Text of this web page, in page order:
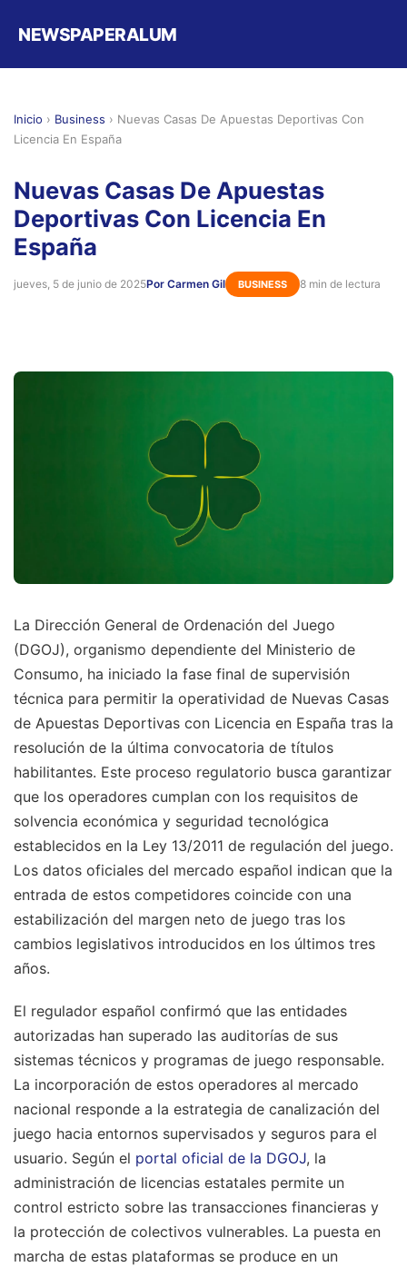
NEWSPAPERALUM
Inicio › Business › Nuevas Casas De Apuestas Deportivas Con
Licencia En España
Nuevas Casas De Apuestas
Deportivas Con Licencia En
España
jueves, 5 de junio de 2025Por Carmen Gil BUSINESS 8 min de lectura
La Dirección General de Ordenación del Juego
(DGOJ), organismo dependiente del Ministerio de
Consumo, ha iniciado la fase final de supervisión
técnica para permitir la operatividad de Nuevas Casas
de Apuestas Deportivas con Licencia en España tras la
resolución de la última convocatoria de títulos
habilitantes. Este proceso regulatorio busca garantizar
que los operadores cumplan con los requisitos de
solvencia económica y seguridad tecnológica
establecidos en la Ley 13/2011 de regulación del juego.
Los datos oficiales del mercado español indican que la
entrada de estos competidores coincide con una
estabilización del margen neto de juego tras los
cambios legislativos introducidos en los últimos tres
años.
El regulador español confirmó que las entidades
autorizadas han superado las auditorías de sus
sistemas técnicos y programas de juego responsable.
La incorporación de estos operadores al mercado
nacional responde a la estrategia de canalización del
juego hacia entornos supervisados y seguros para el
usuario. Según el portal oficial de la DGOJ, la
administración de licencias estatales permite un
control estricto sobre las transacciones financieras y
la protección de colectivos vulnerables. La puesta en
marcha de estas plataformas se produce en un